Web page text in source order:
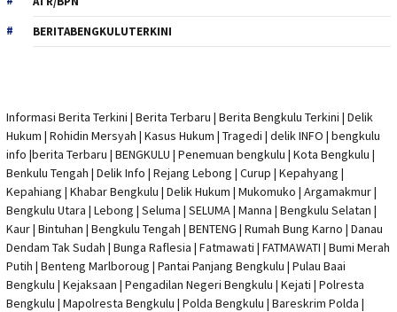
BERITABENGKULUTERKINI
Informasi Berita Terkini | Berita Terbaru | Berita Bengkulu Terkini | Delik
Hukum | Rohidin Mersyah | Kasus Hukum | Tragedi | delik INFO | bengkulu
info |berita Terbaru | BENGKULU | Penemuan bengkulu | Kota Bengkulu |
Benkulu Tengah | Delik Info | Rejang Lebong | Curup | Kepahyang |
Kepahiang | Khabar Bengkulu | Delik Hukum | Mukomuko | Argamakmur |
Bengkulu Utara | Lebong | Seluma | SELUMA | Manna | Bengkulu Selatan |
Kaur | Bintuhan | Bengkulu Tengah | BENTENG | Rumah Bung Karno | Danau
Dendam Tak Sudah | Bunga Raflesia | Fatmawati | FATMAWATI | Bumi Merah
Putih | Benteng Marlboroug | Pantai Panjang Bengkulu | Pulau Baai
Bengkulu | Kejaksaan | Pengadilan Negeri Bengkulu | Kejati | Polresta
Bengkulu | Mapolresta Bengkulu | Polda Bengkulu | Bareskrim Polda |